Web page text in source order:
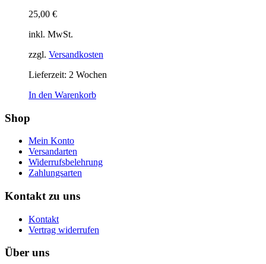
25,00 €
inkl. MwSt.
zzgl. Versandkosten
Lieferzeit: 2 Wochen
In den Warenkorb
Shop
Mein Konto
Versandarten
Widerrufsbelehrung
Zahlungsarten
Kontakt zu uns
Kontakt
Vertrag widerrufen
Über uns